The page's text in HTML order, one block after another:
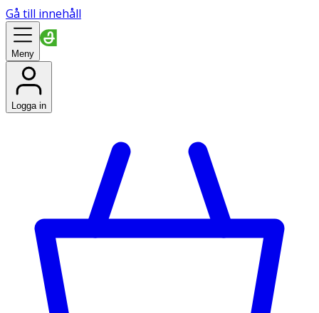
Gå till innehåll
Meny
Logga in